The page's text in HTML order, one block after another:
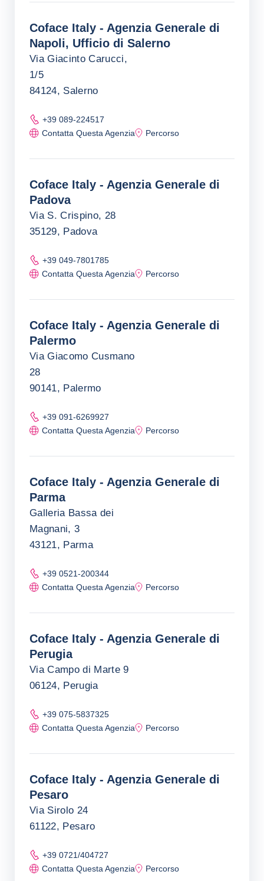
Coface Italy - Agenzia Generale di
Napoli, Ufficio di Salerno
Via Giacinto Carucci,
1/5
84124, Salerno
+39 089-224517
Contatta Questa Agenzia
Percorso
Coface Italy - Agenzia Generale di
Padova
Via S. Crispino, 28
35129, Padova
+39 049-7801785
Contatta Questa Agenzia
Percorso
Coface Italy - Agenzia Generale di
Palermo
Via Giacomo Cusmano
28
90141, Palermo
+39 091-6269927
Contatta Questa Agenzia
Percorso
Coface Italy - Agenzia Generale di
Parma
Galleria Bassa dei
Magnani, 3
43121, Parma
+39 0521-200344
Contatta Questa Agenzia
Percorso
Coface Italy - Agenzia Generale di
Perugia
Via Campo di Marte 9
06124, Perugia
+39 075-5837325
Contatta Questa Agenzia
Percorso
Coface Italy - Agenzia Generale di
Pesaro
Via Sirolo 24
61122, Pesaro
+39 0721/404727
Contatta Questa Agenzia
Percorso